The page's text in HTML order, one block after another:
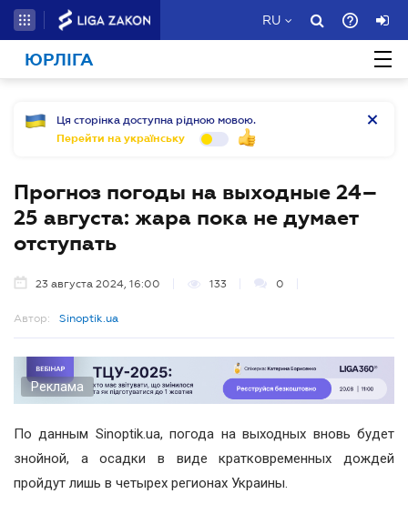
RU
ЮРЛІГА
Ця сторінка доступна рідною мовою.
Перейти на українську
Прогноз погоды на выходные 24–
25 августа: жара пока не думает
отступать
23 августа 2024, 16:00 133 0
Автор: Sinoptik.ua
Реклама
По данным Sinoptik.ua, погода на выходных вновь будет
знойной, а осадки в виде кратковременных дождей
пройдут лишь в четырех регионах Украины.